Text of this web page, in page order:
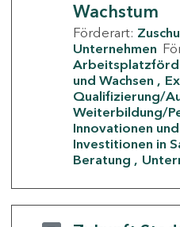
Wachstum
Förderart:
Unternehmen
und Wachsen
Qualifizierung/
Weiterbildung/
Innovationen
Investitionen in
Beratung